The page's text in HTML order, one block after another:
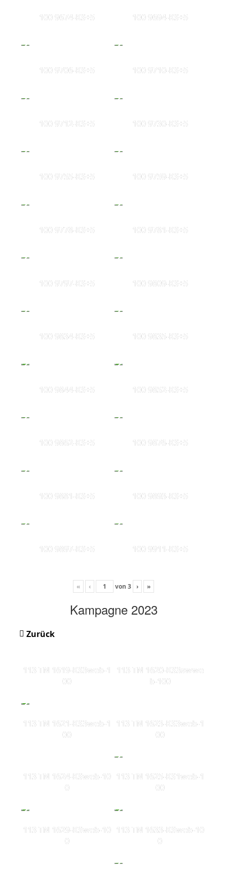
100 9674-KS+5 100 9694-KS+5
100 9706-KS+5 100 9710-KS+5
100 9712-KS+5 100 9730-KS+5
100 9755-KS+5 100 9759-KS+5
100 9778-KS+5 100 9781-KS+5
100 9797-KS+5 100 9809-KS+5
100 9834-KS+5 100 9835-KS+5
100 9844-KS+5 100 9852-KS+5
100 9862-KS+5 100 9876-KS+5
100 9881-KS+5 100 9893-KS+5
100 9897-KS+5 100 9911-KS+5
« ‹ von 3 › »
Kampagne 2023
Zurück
113 TN 1619-KS3web-1
00
113 TN 1620-KS3swwe
b-100
113 TN 1621-KS3web-1
00
113 TN 1623-KS3web-1
00
113 TN 1624-KSweb-10
0
113 TN 1625-KS1web-1
00
113 TN 1629-KSweb-10
0
113 TN 1633-KSweb-10
0